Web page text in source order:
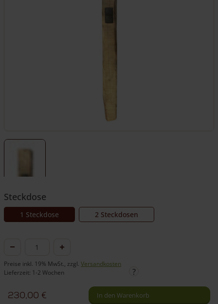
Steckdose
1 Steckdose 2 Steckdosen
Pfahl
Aussensteckdose
Kastanie
Preise inkl. 19% MwSt., zzgl. Versandkosten
Lieferzeit: 1-2 Wochen
230,00 € In den Warenkorb